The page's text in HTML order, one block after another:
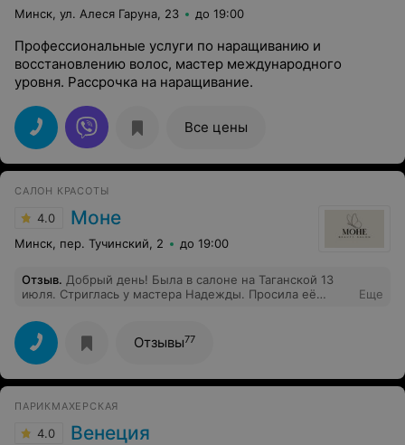
Минск, ул. Алеся Гаруна, 23 до 19:00
Профессиональные услуги по наращиванию и
восстановлению волос, мастер международного
уровня. Рассрочка на наращивание.
Все цены
САЛОН КРАСОТЫ
4.0 Моне
Минск, пер. Тучинский, 2 до 19:00
Отзыв. Добрый день! Была в салоне на Таганской 13
июля. Стриглась у мастера Надежды. Просила её
она всё сделала по-своему, отрезала много. На вопрос
о посечённых кончиках, сказала, что волосы
ухоженные...так зачем было так много срезать??? Я
ужасно разочарована. Такие мастера просто портят
лицо салона. Я а вам точно не вернусь....
Еще
Отзывы77
ПАРИКМАХЕРСКАЯ
4.0 Венеция